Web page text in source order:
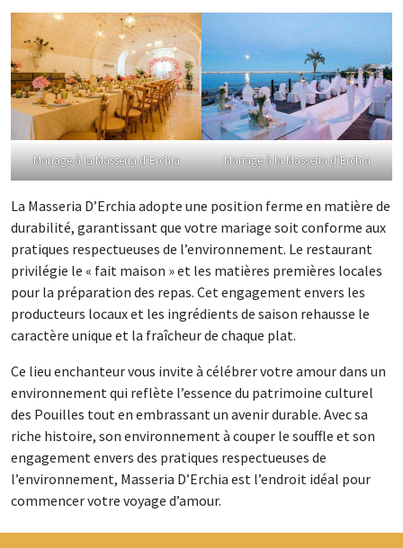
Mariage à la Masseria d’Erchia Mariage à la Masseria d’Erchia
La Masseria D’Erchia adopte une position ferme en matière de
durabilité, garantissant que votre mariage soit conforme aux
pratiques respectueuses de l’environnement. Le restaurant
privilégie le « fait maison » et les matières premières locales
pour la préparation des repas. Cet engagement envers les
producteurs locaux et les ingrédients de saison rehausse le
caractère unique et la fraîcheur de chaque plat.
Ce lieu enchanteur vous invite à célébrer votre amour dans un
environnement qui reflète l’essence du patrimoine culturel
des Pouilles tout en embrassant un avenir durable. Avec sa
riche histoire, son environnement à couper le souffle et son
engagement envers des pratiques respectueuses de
l’environnement, Masseria D’Erchia est l’endroit idéal pour
commencer votre voyage d’amour.